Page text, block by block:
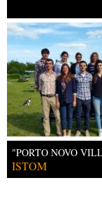
"PORTO NOVO
ISTOM